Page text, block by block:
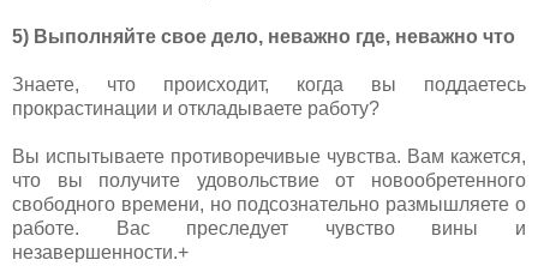
5) Выполняйте свое дело, неважно где, неважно что
Знаете, что происходит, когда вы поддаетесь
прокрастинации и откладываете работу?
Вы испытываете противоречивые чувства. Вам кажется,
что вы получите удовольствие от новообретенного
свободного времени, но подсознательно размышляете о
работе. Вас преследует чувство вины и
незавершенности.+